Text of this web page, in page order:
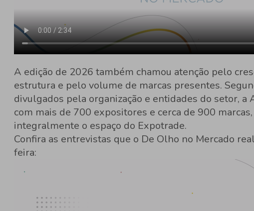
A edição de 2026 também chamou atenção pelo
estrutura e pelo volume de marcas presentes.
divulgados pela organização e entidades do setor, a
com mais de 700 expositores e cerca de 900
integralmente o espaço do Expotrade.
Confira as entrevistas que o De Olho no Mercado
feira: